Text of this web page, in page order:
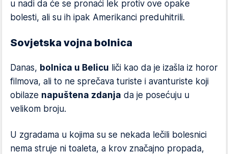
u nadi da će se pronaći lek protiv ove opake
bolesti, ali su ih ipak Amerikanci preduhitrili.
Sovjetska vojna bolnica
Danas, bolnica u Belicu liči kao da je izašla iz horor
filmova, ali to ne sprečava turiste i avanturiste koji
obilaze napuštena zdanja da je posećuju u
velikom broju.
U zgradama u kojima su se nekada lečili bolesnici
nema struje ni toaleta, a krov značajno propada,